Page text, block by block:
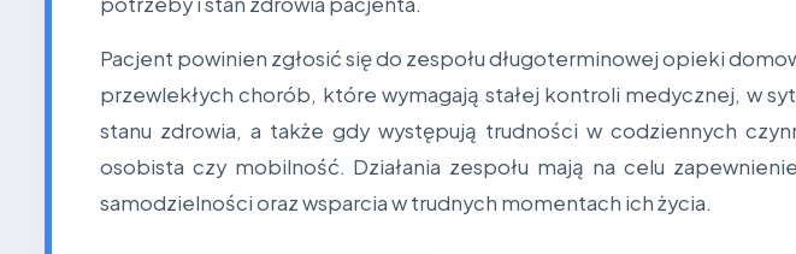
Pacjent powinien zgłosić się do zespołu długoterminowej opieki
przewlekłych chorób, które wymagają stałej kontroli medycznej, w
stanu zdrowia, a także gdy występują trudności w codziennych
osobista czy mobilność. Działania zespołu mają na celu
samodzielności oraz wsparcia w trudnych momentach ich życia.